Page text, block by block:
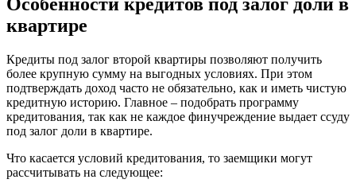
квартире
Кредиты под залог второй квартиры позволяют получить
более крупную сумму на выгодных условиях. При этом
подтверждать доход часто не обязательно, как и иметь чистую
кредитную историю. Главное – подобрать программу
кредитования, так как не каждое финучреждение выдает ссуду
под залог доли в квартире.
Что касается условий кредитования, то заемщики могут
рассчитывать на следующее: